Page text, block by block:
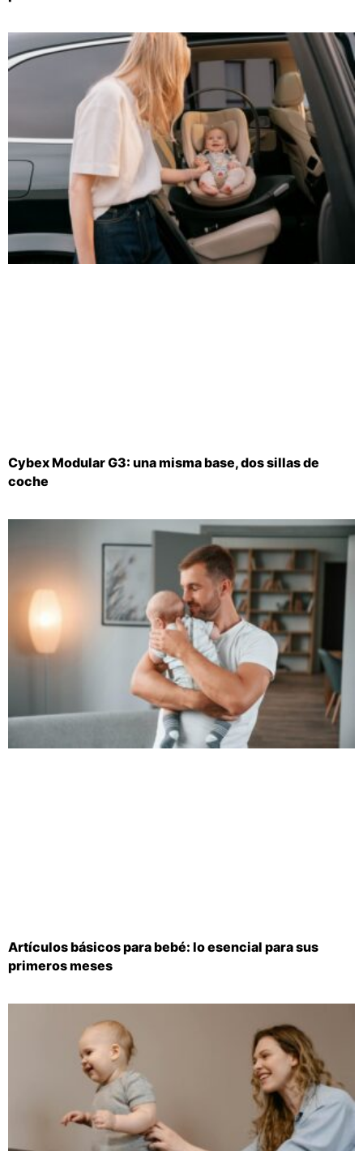
Cybex Modular G3: una misma base, dos sillas de
coche
Artículos básicos para bebé: lo esencial para sus
primeros meses